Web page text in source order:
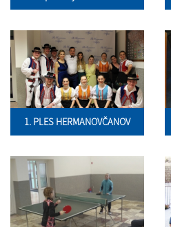
1. PLES HERMANOVČANOV